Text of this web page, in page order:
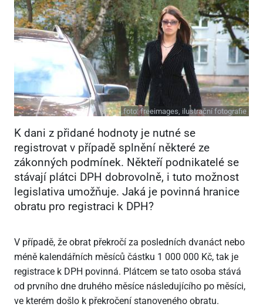
foto:freeimages, ilustrační fotografie
K dani z přidané hodnoty je nutné se
registrovat v případě splnění některé ze
zákonných podmínek. Někteří podnikatelé se
stávají plátci DPH dobrovolně, i tuto možnost
legislativa umožňuje. Jaká je povinná hranice
obratu pro registraci k DPH?
V případě, že obrat překročí za posledních dvanáct nebo
méně kalendářních měsíců částku 1 000 000 Kč, tak je
registrace k DPH povinná. Plátcem se tato osoba stává
od prvního dne druhého měsíce následujícího po měsíci,
ve kterém došlo k překročení stanoveného obratu.